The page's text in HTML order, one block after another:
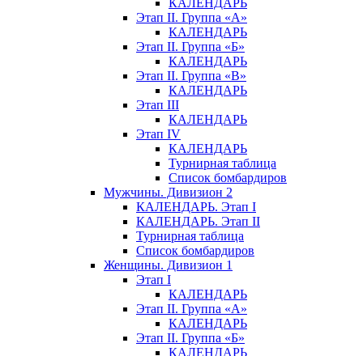
КАЛЕНДАРЬ
Этап II. Группа «А»
КАЛЕНДАРЬ
Этап II. Группа «Б»
КАЛЕНДАРЬ
Этап II. Группа «В»
КАЛЕНДАРЬ
Этап III
КАЛЕНДАРЬ
Этап IV
КАЛЕНДАРЬ
Турнирная таблица
Список бомбардиров
Мужчины. Дивизион 2
КАЛЕНДАРЬ. Этап I
КАЛЕНДАРЬ. Этап II
Турнирная таблица
Список бомбардиров
Женщины. Дивизион 1
Этап I
КАЛЕНДАРЬ
Этап II. Группа «А»
КАЛЕНДАРЬ
Этап II. Группа «Б»
КАЛЕНДАРЬ